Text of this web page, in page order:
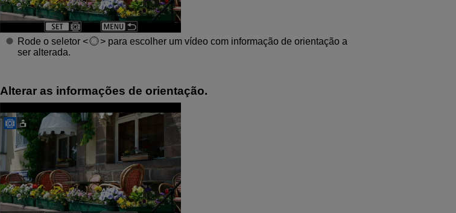
Rode o seletor
para escolher um vídeo com informação de orientação a
ser alterada.
Alterar as informações de orientação.